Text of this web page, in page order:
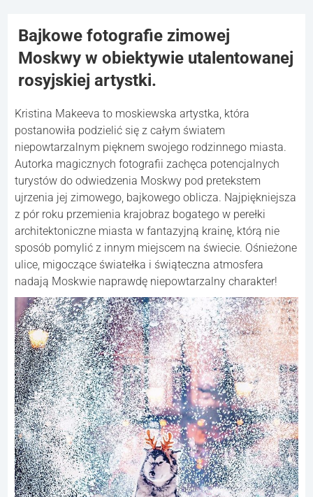
Bajkowe fotografie zimowej
Moskwy w obiektywie utalentowanej
rosyjskiej artystki.
Kristina Makeeva to moskiewska artystka, która
postanowiła podzielić się z całym światem
niepowtarzalnym pięknem swojego rodzinnego miasta.
Autorka magicznych fotografii zachęca potencjalnych
turystów do odwiedzenia Moskwy pod pretekstem
ujrzenia jej zimowego, bajkowego oblicza. Najpiękniejsza
z pór roku przemienia krajobraz bogatego w perełki
architektoniczne miasta w fantazyjną krainę, którą nie
sposób pomylić z innym miejscem na świecie. Ośnieżone
ulice, migoczące światełka i świąteczna atmosfera
nadają Moskwie naprawdę niepowtarzalny charakter!